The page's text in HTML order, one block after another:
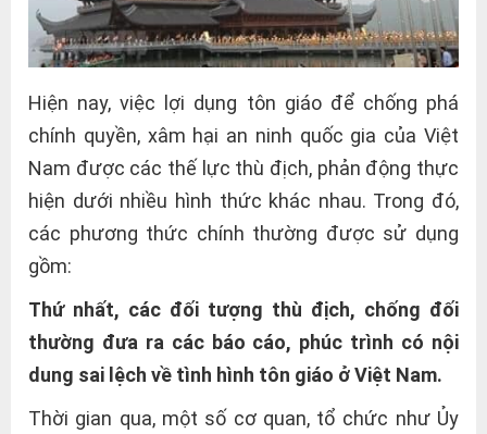
Hiện nay, việc lợi dụng tôn giáo để chống phá
chính quyền, xâm hại an ninh quốc gia của Việt
Nam được các thế lực thù địch, phản động thực
hiện dưới nhiều hình thức khác nhau. Trong đó,
các phương thức chính thường được sử dụng
gồm:
Thứ nhất, các đối tượng thù địch, chống đối
thường đưa ra các báo cáo, phúc trình có nội
dung sai lệch về tình hình tôn giáo ở Việt Nam.
Thời gian qua, một số cơ quan, tổ chức như Ủy